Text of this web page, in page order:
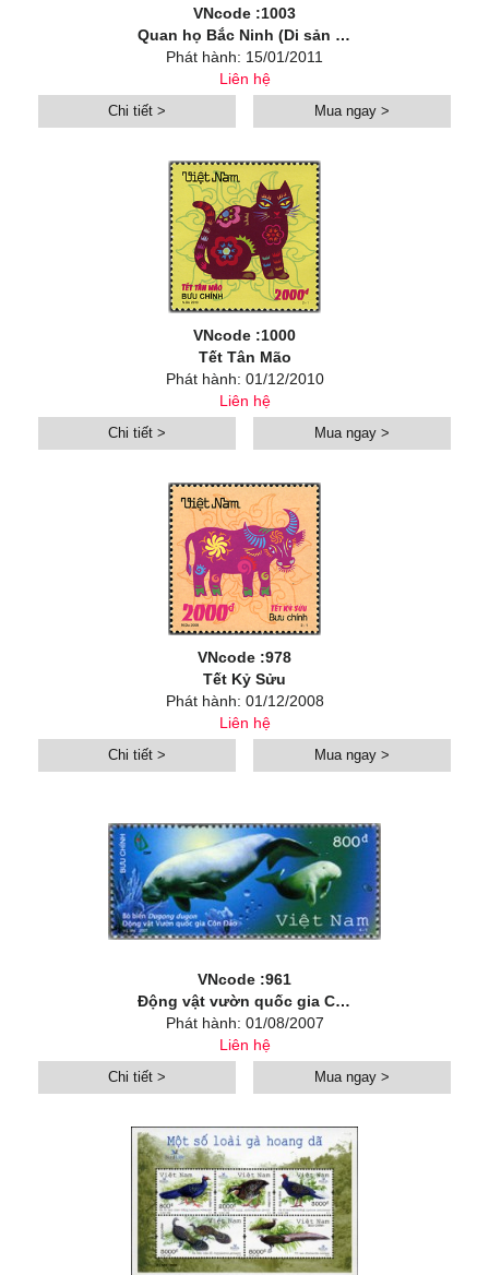
VNcode :1003
Quan họ Bắc Ninh (Di sản văn hóa phi vật thể đại diện của nhân loại)
Phát hành: 15/01/2011
Liên hệ
Chi tiết > Mua ngay >
VNcode :1000
Tết Tân Mão
Phát hành: 01/12/2010
Liên hệ
Chi tiết > Mua ngay >
VNcode :978
Tết Kỷ Sửu
Phát hành: 01/12/2008
Liên hệ
Chi tiết > Mua ngay >
VNcode :961
Động vật vườn quốc gia Côn Đảo (Bò biển)
Phát hành: 01/08/2007
Liên hệ
Chi tiết > Mua ngay >